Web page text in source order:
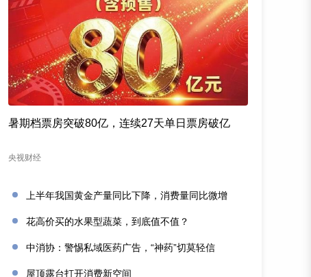
暑期档票房突破80亿，连续27天单日票房破亿
央视财经
上半年我国黄金产量同比下降，消费量同比微增
花高价买的水果型蔬菜，到底值不值？
中消协：警惕私域医药广告，“神药”切莫轻信
屋顶露台打开消费新空间